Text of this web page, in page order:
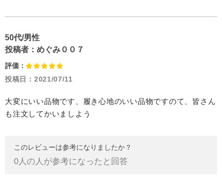
50代/男性
投稿者： めぐみ００７
評価：
投稿日： 2021/07/11
大変にいい品物です、履き心地のいい品物ですのて、皆さん
も注文してかいましよう
このレビューは参考になりましたか？
0人の人が参考になったと回答